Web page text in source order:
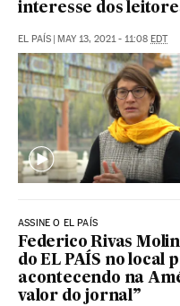
interesse dos
EL PAÍS MAY 13, 2021 - 11:08 EDT
ASSINE O EL PAÍS
Federico Rivas
do EL PAÍS no local
acontecendo na
valor do jornal”